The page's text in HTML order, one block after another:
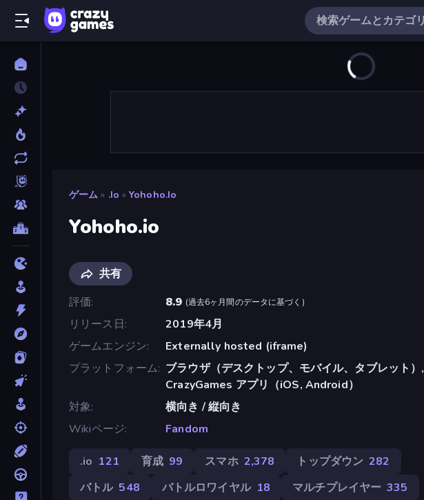
ゲーム » .io » Yohoho.io
Yohoho.io
共有
評価
8.9 (過去6ヶ月間のデータに基づく )
リリース日
2019年4月
ゲームエンジン
Externally hosted (iframe)
プラットフォーム ブラウザ（デスクトップ、モバイル、タブレット）,
CrazyGames アプリ（iOS, Android）
対象
横向き / 縦向き
Wikiページ
Fandom
.io 121 育成 99 スマホ 2,378 トップダウン 282
バトル 548 バトルロワイヤル 18 マルチプレイヤー 335